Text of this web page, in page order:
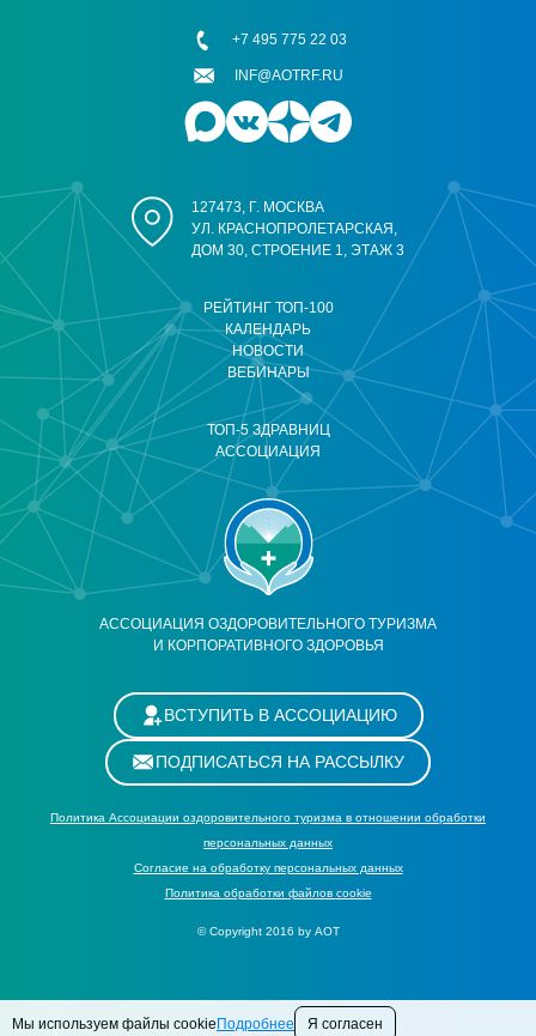
АССОЦИАЦИЯ ОЗДОРОВИТЕЛЬНОГО ТУРИЗМА
И КОРПОРАТИВНОГО ЗДОРОВЬЯ
РЕЙТИНГ ТОП-100
КАЛЕНДАРЬ
НОВОСТИ
ВЕБИНАРЫ
ТОП-5 ЗДРАВНИЦ
АССОЦИАЦИЯ
127473, Г. МОСКВА
УЛ. КРАСНОПРОЛЕТАРСКАЯ,
ДОМ 30, СТРОЕНИЕ 1, ЭТАЖ 3
+7 495 775 22 03
INF@AOTRF.RU
ВСТУПИТЬ В АССОЦИАЦИЮ
ПОДПИСАТЬСЯ НА РАССЫЛКУ
Политика Ассоциации оздоровительного туризма в отношении обработки
персональных данных
Cогласие на обработку персональных данных
Политика обработки файлов cookie
© Copyright 2016 by АОТ
Мы используем файлы cookie Подробнее Я согласен